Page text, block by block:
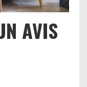
AVIS